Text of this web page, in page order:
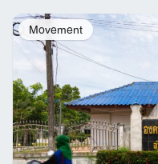
Movement